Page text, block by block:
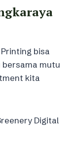
bisa
bersama mutu
kita
Digital